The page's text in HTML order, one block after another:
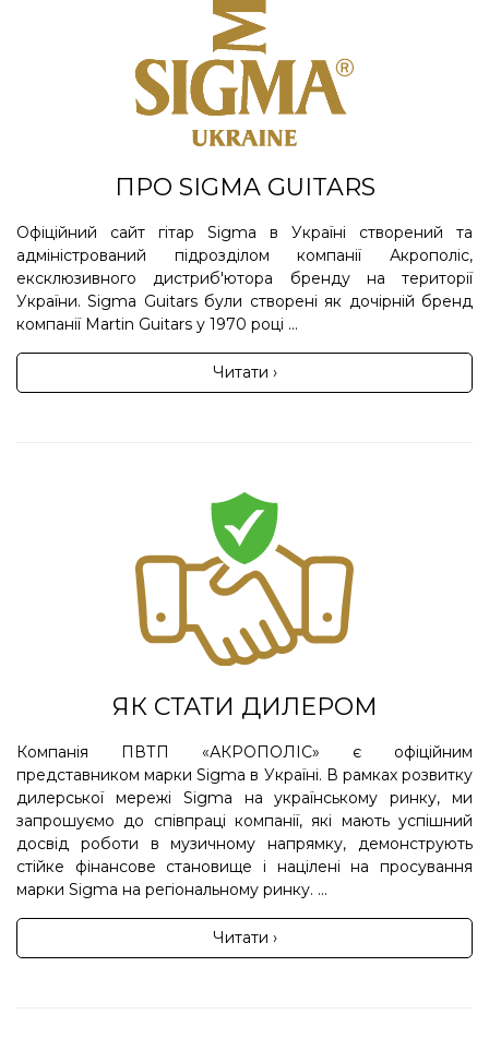
ПРО SIGMA GUITARS
Офіційний сайт гітар Sigma в Україні створений та
адміністрований підрозділом компанії Акрополіс,
ексклюзивного дистриб'ютора бренду на території
України. Sigma Guitars були створені як дочірній бренд
компанії Martin Guitars у 1970 році ...
Читати ›
ЯК СТАТИ ДИЛЕРОМ
Компанія ПВТП «АКРОПОЛІС» є офіційним
представником марки Sigma в Україні. В рамках розвитку
дилерської мережі Sigma на українському ринку, ми
запрошуємо до співпраці компанії, які мають успішний
досвід роботи в музичному напрямку, демонструють
стійке фінансове становище і націлені на просування
марки Sigma на регіональному ринку. ...
Читати ›